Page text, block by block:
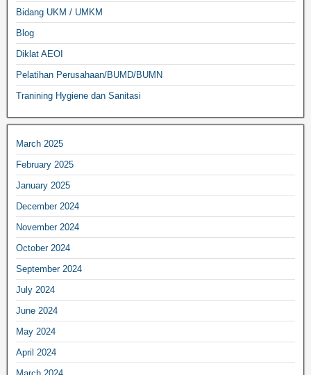
Bidang UKM / UMKM
Blog
Diklat AEOI
Pelatihan Perusahaan/BUMD/BUMN
Tranining Hygiene dan Sanitasi
March 2025
February 2025
January 2025
December 2024
November 2024
October 2024
September 2024
July 2024
June 2024
May 2024
April 2024